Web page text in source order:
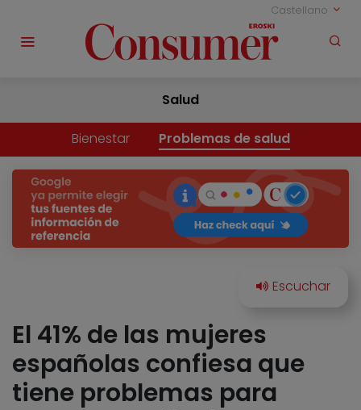
Castellano
Salud
Bienestar Problemas de salud
El 41% de las mujeres
españolas confiesa que
tiene problemas para